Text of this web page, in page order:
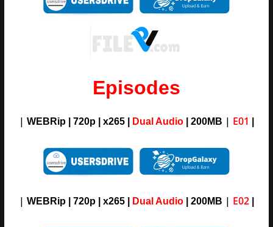
Episodes
| WEBRip | 720p | x265 | Dual Audio | 200MB | E01
| WEBRip | 720p | x265 | Dual Audio | 200MB | E02